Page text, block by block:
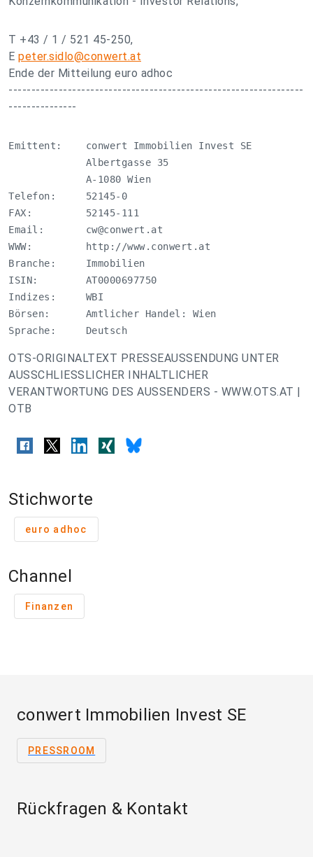
T +43 / 1 / 521 45-250,
E peter.sidlo@conwert.at
Ende der Mitteilung euro adhoc
-----------------------------------------------------------------
---------------
Emittent:    conwert Immobilien Invest SE
             Albertgasse 35
             A-1080 Wien
Telefon:     52145-0
FAX:         52145-111
Email: cw@conwert.at
WWW:         http://www.conwert.at
Branche:     Immobilien
ISIN:        AT0000697750
Indizes:     WBI
Börsen:      Amtlicher Handel: Wien
Sprache:     Deutsch
OTS-ORIGINALTEXT PRESSEAUSSENDUNG UNTER
AUSSCHLIESSLICHER INHALTLICHER
VERANTWORTUNG DES AUSSENDERS - WWW.OTS.AT |
OTB
Stichworte
euro adhoc
Channel
Finanzen
conwert Immobilien Invest SE
PRESSROOM
Rückfragen & Kontakt